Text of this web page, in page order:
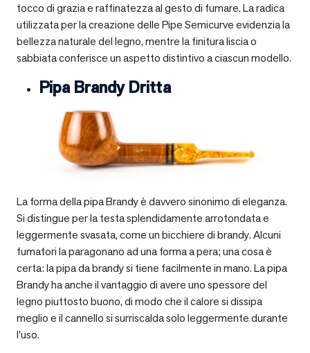
tocco di grazia e raffinatezza al gesto di fumare. La radica
utilizzata per la creazione delle Pipe Semicurve evidenzia la
bellezza naturale del legno, mentre la finitura liscia o
sabbiata conferisce un aspetto distintivo a ciascun modello.
Pipa Brandy Dritta
La forma della pipa Brandy è davvero sinonimo di eleganza.
Si distingue per la testa splendidamente arrotondata e
leggermente svasata, come un bicchiere di brandy. Alcuni
fumatori la paragonano ad una forma a pera; una cosa è
certa: la pipa da brandy si tiene facilmente in mano. La pipa
Brandy ha anche il vantaggio di avere uno spessore del
legno piuttosto buono, di modo che il calore si dissipa
meglio e il cannello si surriscalda solo leggermente durante
l’uso.